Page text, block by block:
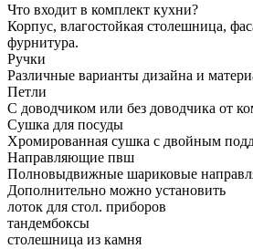
Что входит в комплект кухни?
Корпус, влагостойкая столешница,
фурнитура.
Ручки
Различные варианты дизайна и
Петли
С доводчиком или без доводчика от
Сушка для посуды
Хромированная сушка с двойным
Направляющие пвш
Полновыдвижные шариковые
Дополнительно можно установить
лоток для стол. приборов
тандембоксы
столешница из камня